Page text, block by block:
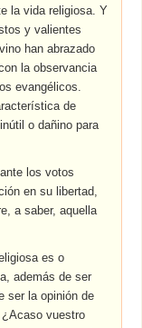
la vida religiosa. Y
y valientes
han abrazado
la observancia
evangélicos.
de
o dañino para
los votos
en su libertad,
a saber, aquella
es o
además de ser
ser la opinión de
vuestro